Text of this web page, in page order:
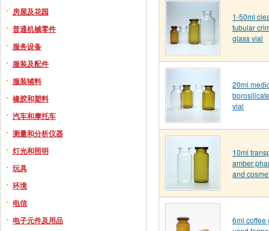
房屋及花园
普通机械零件
服务设备
服装及配件
服装辅料
橡胶和塑料
汽车和摩托车
测量和分析仪器
灯光和照明
玩具
环境
电信
电子元件及用品
1-50ml
tubular
glass vial
20ml
vial
10ml
amber
and
6ml coffee